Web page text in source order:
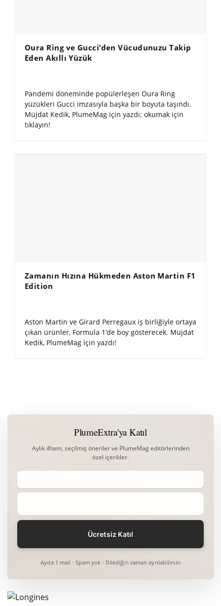
Oura Ring ve Gucci’den Vücudunuzu Takip
Eden Akıllı Yüzük
Pandemi döneminde popülerleşen Oura Ring
yüzükleri Gucci imzasıyla başka bir boyuta taşındı.
Müjdat Kedik, PlumeMag için yazdı; okumak için
tıklayın!
Zamanın Hızına Hükmeden Aston Martin F1
Edition
Aston Martin ve Girard Perregaux iş birliğiyle ortaya
çıkan ürünler, Formula 1’de boy gösterecek. Müjdat
Kedik, PlumeMag için yazdı!
PlumeExtra'ya Katıl
Aylık ilham, seçilmiş öneriler ve PlumeMag editörlerinden
özel içerikler.
Ayda 1 mail · Spam yok · Dilediğin zaman ayrılabilirsin